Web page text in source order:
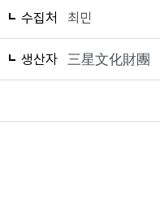
수집처 최민
생산자 三星文化財團